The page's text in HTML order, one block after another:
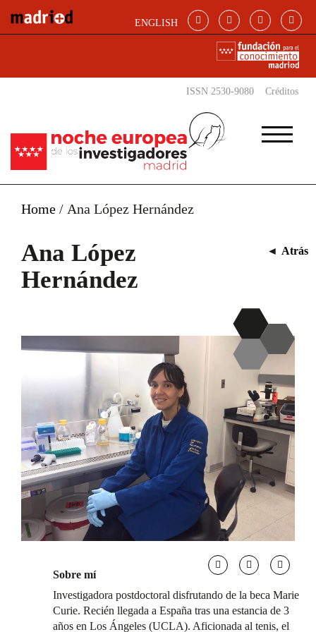
ENGLISH
ISSN 2530-9080 Créditos
Home / Ana López Hernández
Ana López
Hernández
◄ Atrás
Sobre mí
Investigadora postdoctoral disfrutando de la beca Marie
Curie. Recién llegada a España tras una estancia de 3
años en Los Ángeles (UCLA). Aficionada al tenis, el